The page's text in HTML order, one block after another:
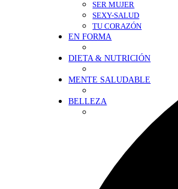
SER MUJER
SEXY-SALUD
TU CORAZÓN
EN FORMA
DIETA & NUTRICIÓN
MENTE SALUDABLE
BELLEZA